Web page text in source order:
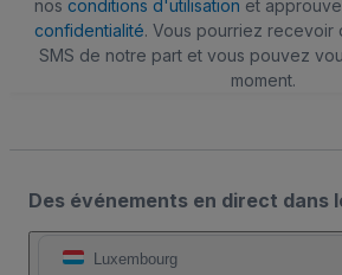
nos conditions d'utilisation et
confidentialité. Vous pourriez recevoir
SMS de notre part et vous pouvez
moment.
Des événements en direct dans
Luxembourg